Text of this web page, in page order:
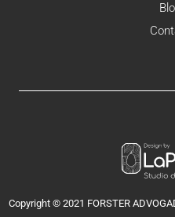
Copyright © 2021 FORSTER